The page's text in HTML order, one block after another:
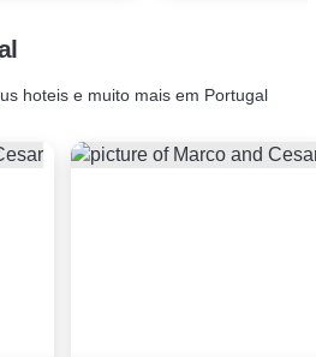
hoteis e muito mais em Portugal